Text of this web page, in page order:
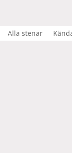
Alla stenar